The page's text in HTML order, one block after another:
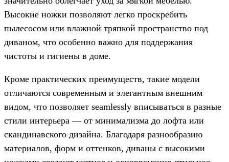
Высокие ножки позволяют легко проскребить
пылесосом или влажной тряпкой пространство под
диваном, что особенно важно для поддержания
чистоты и гигиены в доме.
Кроме практических преимуществ, такие модели
отличаются современным и элегантным внешним
видом, что позволяет seamlessly вписываться в разные
стили интерьера — от минимализма до лофта или
скандинавского дизайна. Благодаря разнообразию
материалов, форм и оттенков, диваны с высокими